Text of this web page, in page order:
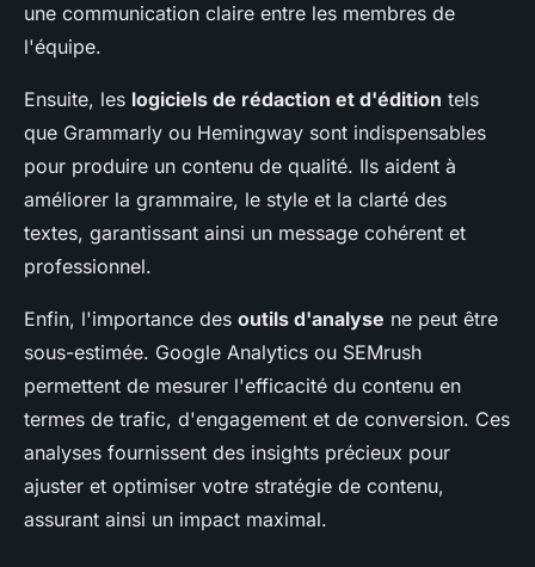
une communication claire entre les membres de
l'équipe.
Ensuite, les logiciels de rédaction et d'édition tels
que Grammarly ou Hemingway sont indispensables
pour produire un contenu de qualité. Ils aident à
améliorer la grammaire, le style et la clarté des
textes, garantissant ainsi un message cohérent et
professionnel.
Enfin, l'importance des outils d'analyse ne peut être
sous-estimée. Google Analytics ou SEMrush
permettent de mesurer l'efficacité du contenu en
termes de trafic, d'engagement et de conversion. Ces
analyses fournissent des insights précieux pour
ajuster et optimiser votre stratégie de contenu,
assurant ainsi un impact maximal.